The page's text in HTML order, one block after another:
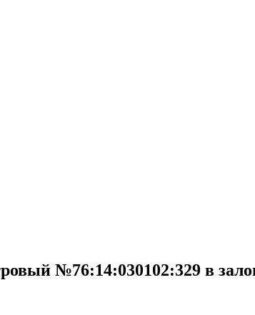
№76:14:030102:329 в